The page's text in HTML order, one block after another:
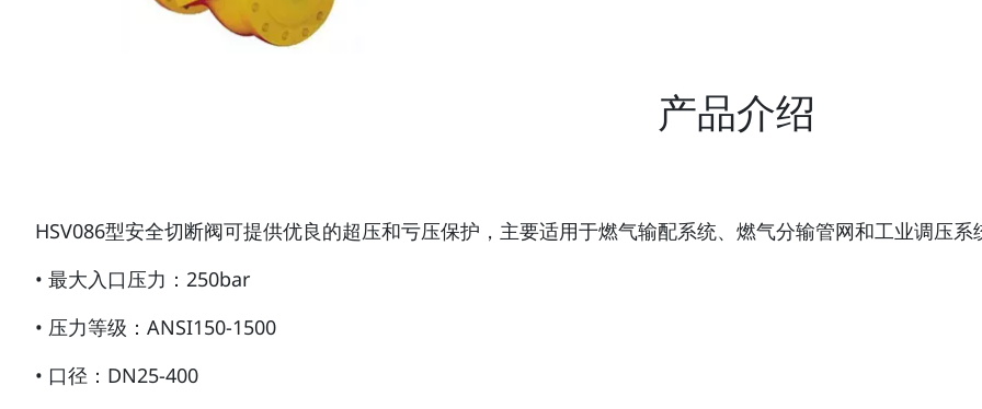
产品介绍
HSV086型安全切断阀可提供优良的超压和亏压保护，主要适用于燃气输配系统、燃气分输管网和工业调压系
• 最大入口压力：250bar
• 压力等级：ANSI150-1500
• 口径：DN25-400